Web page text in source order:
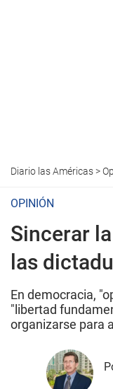
Diario las Américas>
OPINIÓN
Sincerar
las
En democracia,
"libertad
organizarse para